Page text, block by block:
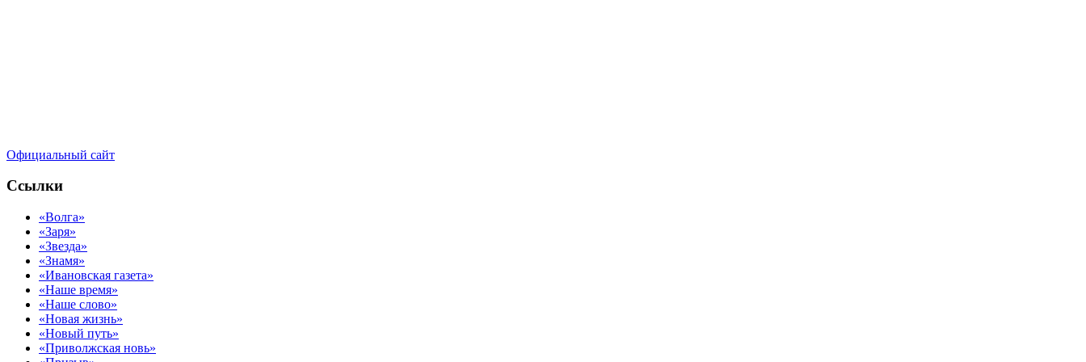
Официальный сайт
Ссылки
«Волга»
«Заря»
«Звезда»
«Знамя»
«Ивановская газета»
«Наше время»
«Наше слово»
«Новая жизнь»
«Новый путь»
«Приволжская новь»